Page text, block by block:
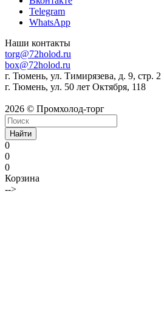
Telegram
WhatsApp
Наши контакты
torg@72holod.ru
box@72holod.ru
г. Тюмень, ул. Тимирязева, д. 9, стр. 2
г. Тюмень, ул. 50 лет Октября, 118
2026 © Промхолод-торг
Найти
0
0
0
Корзина
-->